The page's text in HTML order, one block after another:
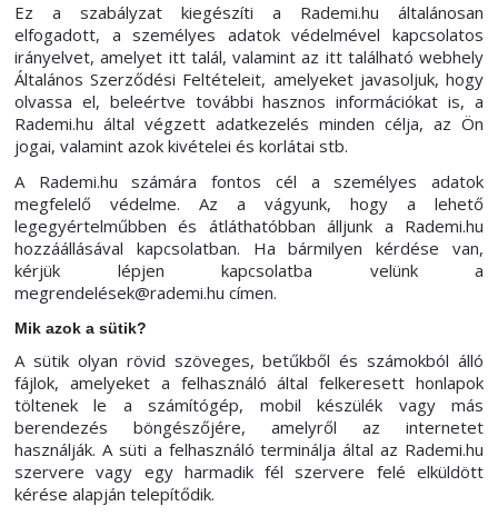
Ez a szabályzat kiegészíti a Rademi.hu általánosan
elfogadott, a személyes adatok védelmével kapcsolatos
irányelvet, amelyet itt talál, valamint az itt található webhely
Általános Szerződési Feltételeit, amelyeket javasoljuk, hogy
olvassa el, beleértve további hasznos információkat is, a
Rademi.hu által végzett adatkezelés minden célja, az Ön
jogai, valamint azok kivételei és korlátai stb.
A Rademi.hu számára fontos cél a személyes adatok
megfelelő védelme. Az a vágyunk, hogy a lehető
legegyértelműbben és átláthatóbban álljunk a Rademi.hu
hozzáállásával kapcsolatban. Ha bármilyen kérdése van,
kérjük lépjen kapcsolatba velünk a
megrendelések@rademi.hu címen.
Mik azok a sütik?
A sütik olyan rövid szöveges, betűkből és számokból álló
fájlok, amelyeket a felhasználó által felkeresett honlapok
töltenek le a számítógép, mobil készülék vagy más
berendezés böngészőjére, amelyről az internetet
használják. A süti a felhasználó terminálja által az Rademi.hu
szervere vagy egy harmadik fél szervere felé elküldött
kérése alapján telepítődik.